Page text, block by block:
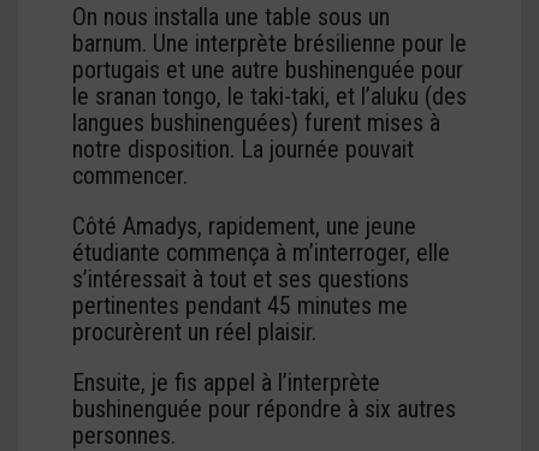
On nous installa une table sous un
barnum. Une interprète brésilienne pour le
portugais et une autre bushinenguée pour
le sranan tongo, le taki-taki, et l’aluku (des
langues bushinenguées) furent mises à
notre disposition. La journée pouvait
commencer.
Côté Amadys, rapidement, une jeune
étudiante commença à m’interroger, elle
s’intéressait à tout et ses questions
pertinentes pendant 45 minutes me
procurèrent un réel plaisir.
Ensuite, je fis appel à l’interprète
bushinenguée pour répondre à six autres
personnes.